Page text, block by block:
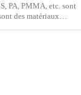
PA, PMMA, etc. sont
des matériaux